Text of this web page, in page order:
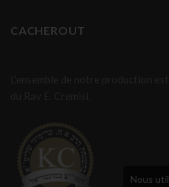
CACHEROUT
Nous